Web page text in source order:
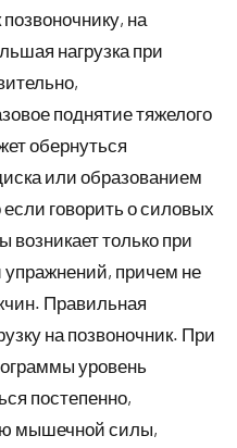
на
нагрузка при
поднятие тяжелого
обернуться
или образованием
говорить о силовых
возникает только при
причем не
Правильная
на позвоночник. При
уровень
постепенно,
мышечной силы,